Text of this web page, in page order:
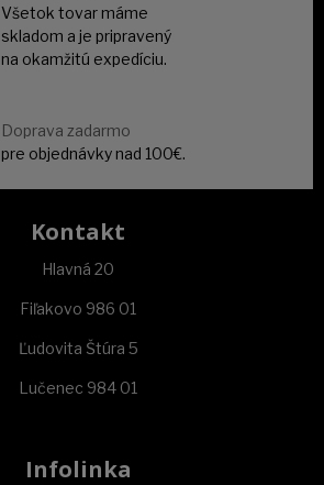
Všetok tovar máme
skladom a je pripravený
na okamžitú expedíciu.
Doprava zadarmo
pre objednávky nad 100€.
Kontakt
Hlavná 20
Fiľakovo 986 01
Ľudovita Štúra 5
Lučenec 984 01
Infolinka